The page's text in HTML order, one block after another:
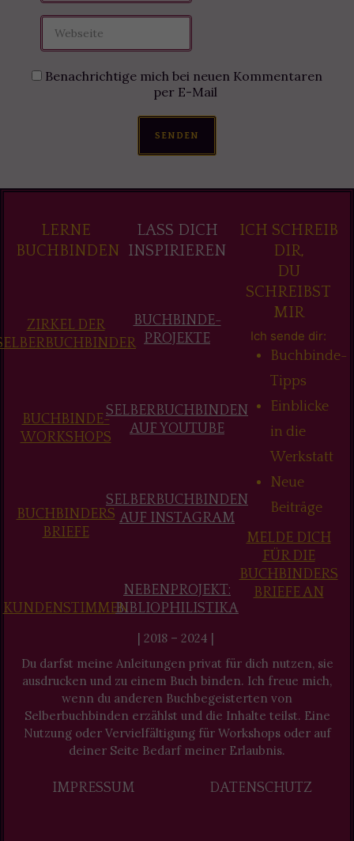
Benachrichtige mich bei neuen Kommentaren
per E-Mail
SENDEN
| 2018 – 2024 |
Du darfst meine Anleitungen privat für dich nutzen, sie
ausdrucken und zu einem Buch binden. Ich freue mich,
wenn du anderen Buchbegeisterten von
Selberbuchbinden erzählst und die Inhalte teilst. Eine
Nutzung oder Vervielfältigung für Workshops oder auf
deiner Seite Bedarf meiner Erlaubnis.
IMPRESSUM DATENSCHUTZ
LERNE
BUCHBINDEN
ZIRKEL DER
BUCHBINDE-
WORKSHOPS
BUCHBINDERS
BRIEFE
KUNDENSTIMMEN
LASS DICH
INSPIRIEREN
BUCHBINDE-
PROJEKTE
SELBERBUCHBINDEN
AUF YOUTUBE
SELBERBUCHBINDEN
AUF INSTAGRAM
NEBENPROJEKT:
BIBLIOPHILISTIKA
ICH SCHREIB
DIR,
DU
SCHREIBST
MIR
Ich sende dir:
Buchbinde-
Tipps
Einblicke
in die
Werkstatt
Neue
Beiträge
MELDE DICH
FÜR DIE
BUCHBINDERS
BRIEFE AN